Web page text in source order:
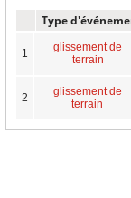
Type
1
glissement de
terrain
2
glissement de
terrain